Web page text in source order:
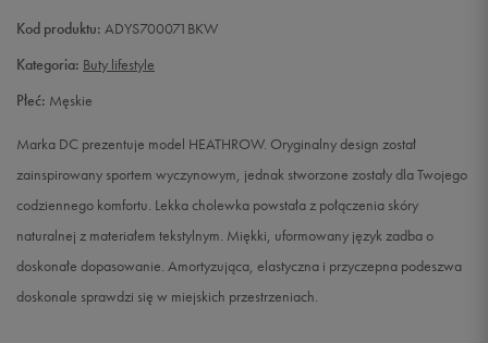
43 28 cm
44
44,5 29 cm Powiadom o dostępności
45 29,5 cm
Powiadom o dostępności
Kod produktu: ADYS700071BKW
Kategoria: Buty lifestyle
Płeć: Męskie
Marka DC prezentuje model HEATHROW. Oryginalny design został
zainspirowany sportem wyczynowym, jednak stworzone zostały dla Twojego
codziennego komfortu. Lekka cholewka powstała z połączenia skóry
naturalnej z materiałem tekstylnym. Miękki, uformowany język zadba o
doskonałe dopasowanie. Amortyzująca, elastyczna i przyczepna podeszwa
doskonale sprawdzi się w miejskich przestrzeniach.